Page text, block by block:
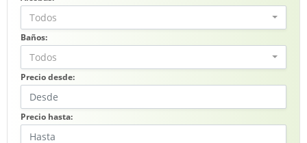
Todos
Baños:
Todos
Precio desde:
Precio hasta: